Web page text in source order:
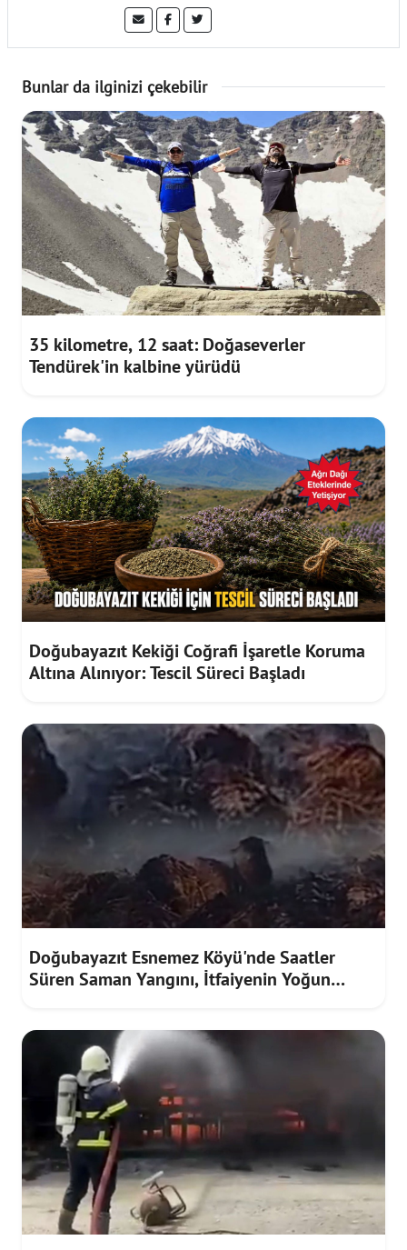
Bunlar da ilginizi çekebilir
35 kilometre, 12 saat: Doğaseverler
Tendürek'in kalbine yürüdü
Doğubayazıt Kekiği Coğrafi İşaretle Koruma
Altına Alınıyor: Tescil Süreci Başladı
Doğubayazıt Esnemez Köyü'nde Saatler
Süren Saman Yangını, İtfaiyenin Yoğun